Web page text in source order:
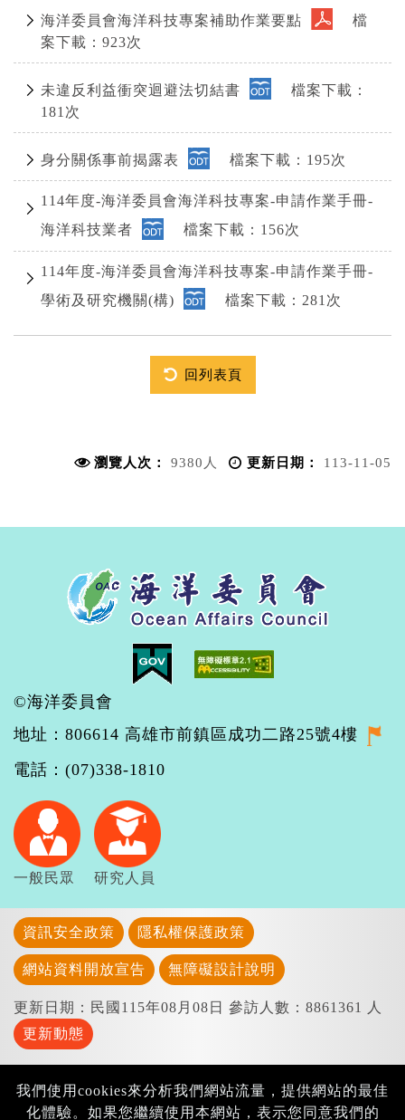
海洋委員會海洋科技專案補助作業要點
檔
案下載：923次
未違反利益衝突迴避法切結書
檔案下載：
181次
身分關係事前揭露表 檔案下載：195次
114年度-海洋委員會海洋科技專案-申請作業手冊-
海洋科技業者
檔案下載：156次
114年度-海洋委員會海洋科技專案-申請作業手冊-
學術及研究機關(構)
檔案下載：281次
回列表頁
瀏覽人次： 9380人 更新日期： 113-11-05
©海洋委員會
地址：806614 高雄市前鎮區成功二路25號4樓
電話：(07)338-1810
一般民眾 研究人員
資訊安全政策 隱私權保護政策
網站資料開放宣告 無障礙設計說明
更新日期：民國115年08月08日 參訪人數：8861361 人
更新動態
我們使用cookies來分析我們網站流量，提供網站的最佳
化體驗。如果您繼續使用本網站，表示您同意我們的